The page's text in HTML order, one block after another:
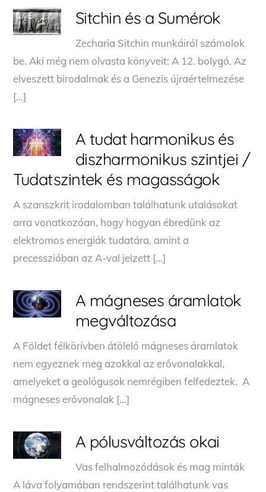
Sitchin és a Sumérok
Zecharia Sitchin munkáiról számolok
be. Aki még nem olvasta könyveit: A 12. bolygó, Az
elveszett birodalmak és a Genezis újraértelmezése
[…]
A tudat harmonikus és
diszharmonikus szintjei /
Tudatszintek és magasságok
A szanszkrit irodalomban találhatunk utalásokat
arra vonatkozóan, hogy hogyan ébredünk az
elektromos energiák tudatára, amint a
precesszióban az A-val jelzett […]
A mágneses áramlatok
megváltozása
A Földet félkörívben átölelő mágneses áramlatok
nem egyeznek meg azokkal az erővonalakkal,
amelyeket a geológusok nemrégiben felfedeztek. A
mágneses erővonalak […]
A pólusváltozás okai
Vas felhalmozódások és mag minták
A láva folyamában rendszerint találhatunk vas